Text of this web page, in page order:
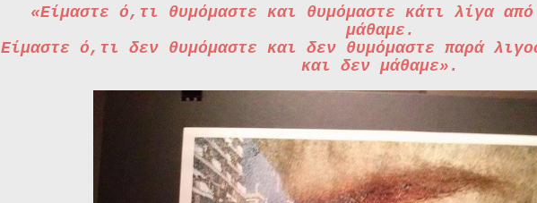
«Είμαστε ό,τι θυμόμαστε και θυμόμαστε κάτι λίγα
μάθαμε.
Είμαστε ό,τι δεν θυμόμαστε και δεν θυμόμαστε παρά
και δεν μάθαμε».